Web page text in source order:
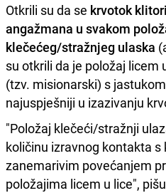
Otkrili su da se krvotok
angažmana u svakom
klečećeg/stražnjeg ulaska
su otkrili da je položaj licem
(tzv. misionarski) s
najuspješniji u izazivanju
"Položaj klečeći/stražnji
količinu izravnog kontakta
zanemarivim povećanjem
položajima licem u lice",